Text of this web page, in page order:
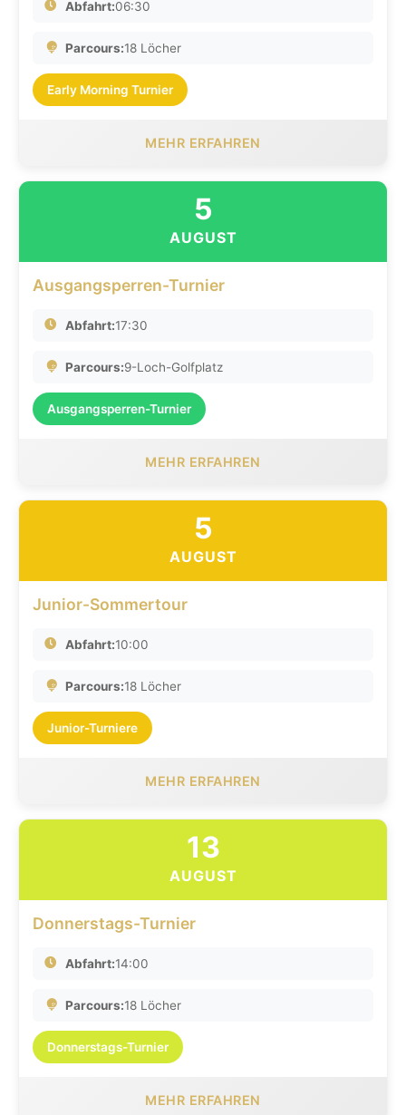
Abfahrt:06:30
Parcours:18 Löcher
Early Morning Turnier
MEHR ERFAHREN
5
AUGUST
Ausgangsperren-Turnier
Abfahrt:17:30
Parcours:9-Loch-Golfplatz
Ausgangsperren-Turnier
MEHR ERFAHREN
5
AUGUST
Junior-Sommertour
Abfahrt:10:00
Parcours:18 Löcher
Junior-Turniere
MEHR ERFAHREN
13
AUGUST
Donnerstags-Turnier
Abfahrt:14:00
Parcours:18 Löcher
Donnerstags-Turnier
MEHR ERFAHREN